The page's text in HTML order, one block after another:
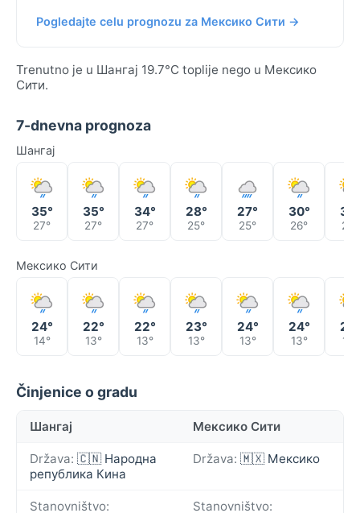
Pogledajte celu prognozu za Мексико Сити →
Trenutno je u Шангај 19.7°C toplije nego u Мексико
Сити.
7-dnevna prognoza
Шангај
35°
27°
35°
27°
34°
27°
28°
25°
27°
25°
30°
26° 25°
Мексико Сити
24°
14°
22°
13°
22°
13°
23°
13°
24°
13°
24°
13° 13°
Činjenice o gradu
Шангај Мексико Сити
Država: 🇨🇳 Народна
република Кина
Država: 🇲🇽 Мексико
Stanovništvo: Stanovništvo: